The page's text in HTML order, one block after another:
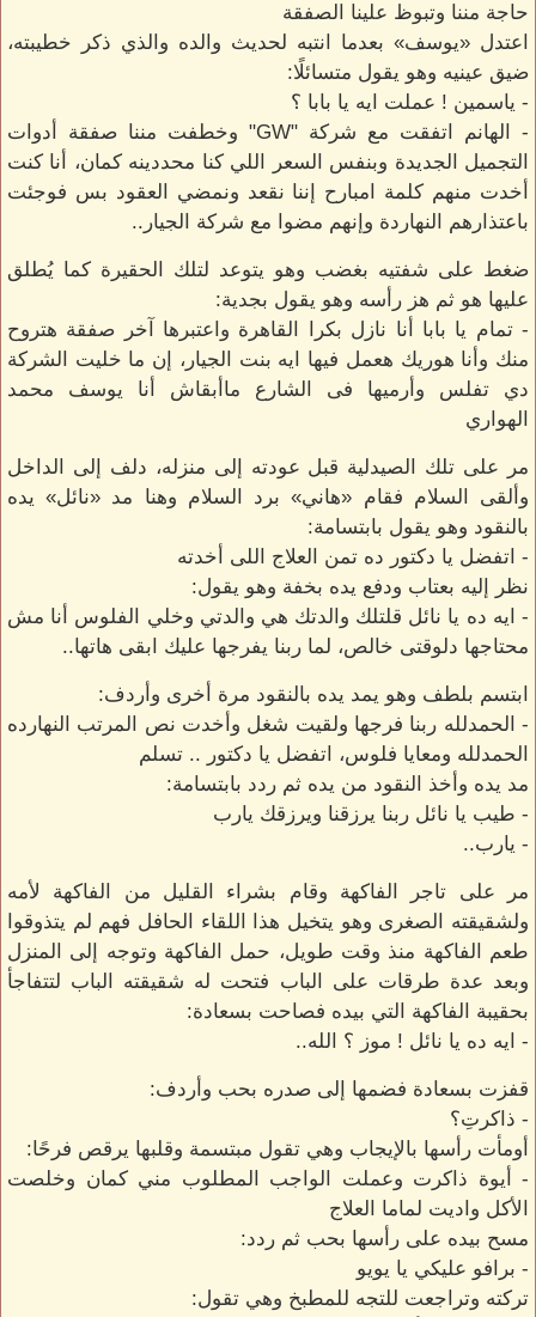
حاجة مننا وتبوظ علينا الصفقة
اعتدل «يوسف» بعدما انتبه لحديث والده والذي ذكر خطيبته،
ضيق عينيه وهو يقول متسائلًا:
- ياسمين ! عملت ايه يا بابا ؟
- الهانم اتفقت مع شركة "GW" وخطفت مننا صفقة أدوات
التجميل الجديدة وبنفس السعر اللي كنا محددينه كمان، أنا كنت
أخدت منهم كلمة امبارح إننا نقعد ونمضي العقود بس فوجئت
باعتذارهم النهاردة وإنهم مضوا مع شركة الجيار..
ضغط على شفتيه بغضب وهو يتوعد لتلك الحقيرة كما يُطلق
عليها هو ثم هز رأسه وهو يقول بجدية:
- تمام يا بابا أنا نازل بكرا القاهرة واعتبرها آخر صفقة هتروح
منك وأنا هوريك هعمل فيها ايه بنت الجيار، إن ما خليت الشركة
دي تفلس وأرميها فى الشارع ماأبقاش أنا يوسف محمد
الهواري
مر على تلك الصيدلية قبل عودته إلى منزله، دلف إلى الداخل
وألقى السلام فقام «هاني» برد السلام وهنا مد «نائل» يده
بالنقود وهو يقول بابتسامة:
- اتفضل يا دكتور ده تمن العلاج اللى أخدته
نظر إليه بعتاب ودفع يده بخفة وهو يقول:
- ايه ده يا نائل قلتلك والدتك هي والدتي وخلي الفلوس أنا مش
محتاجها دلوقتى خالص، لما ربنا يفرجها عليك ابقى هاتها..
ابتسم بلطف وهو يمد يده بالنقود مرة أخرى وأردف:
- الحمدلله ربنا فرجها ولقيت شغل وأخدت نص المرتب النهارده
الحمدلله ومعايا فلوس، اتفضل يا دكتور .. تسلم
مد يده وأخذ النقود من يده ثم ردد بابتسامة:
- طيب يا نائل ربنا يرزقنا ويرزقك يارب
- يارب..
مر على تاجر الفاكهة وقام بشراء القليل من الفاكهة لأمه
ولشقيقته الصغرى وهو يتخيل هذا اللقاء الحافل فهم لم يتذوقوا
طعم الفاكهة منذ وقت طويل، حمل الفاكهة وتوجه إلى المنزل
وبعد عدة طرقات على الباب فتحت له شقيقته الباب لتتفاجأ
بحقيبة الفاكهة التي بيده فصاحت بسعادة:
- ايه ده يا نائل ! موز ؟ الله..
قفزت بسعادة فضمها إلى صدره بحب وأردف:
- ذاكرتِ؟
أومأت رأسها بالإيجاب وهي تقول مبتسمة وقلبها يرقص فرحًا:
- أيوة ذاكرت وعملت الواجب المطلوب مني كمان وخلصت
الأكل واديت لماما العلاج
مسح بيده على رأسها بحب ثم ردد:
- برافو عليكي يا يويو
تركته وتراجعت للتجه للمطبخ وهي تقول: